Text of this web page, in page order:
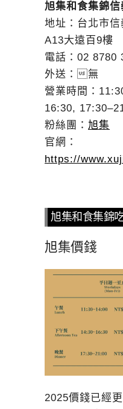
旭集和食集錦信
地址：台北市
A13大遠百9樓
電話：02 8780
外送：無
營業時間：
16:30,
粉絲團： 旭集
官網：
https://
旭集和食集錦
旭集價錢
2025價錢已經